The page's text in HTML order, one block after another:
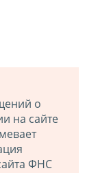
о
на сайте
ФНС